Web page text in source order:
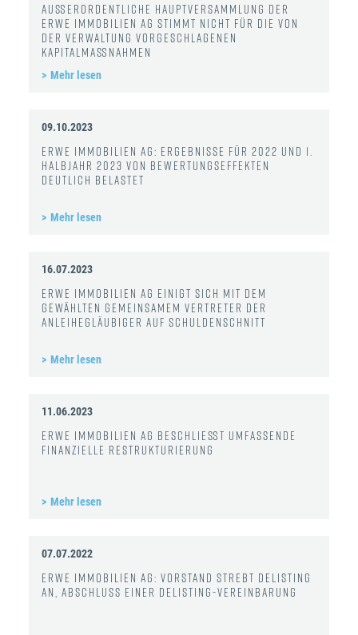
Außerordentliche Hauptversammlung der
ERWE Immobilien AG stimmt nicht für die von
der Verwaltung vorgeschlagenen
Kapitalmaßnahmen
Mehr lesen
09.10.2023
ERWE Immobilien AG: Ergebnisse für 2022 und 1.
Halbjahr 2023 von Bewertungseffekten
deutlich belastet
Mehr lesen
16.07.2023
ERWE Immobilien AG einigt sich mit dem
gewählten gemeinsamem Vertreter der
Anleihegläubiger auf Schuldenschnitt
Mehr lesen
11.06.2023
ERWE Immobilien AG beschließt umfassende
finanzielle Restrukturierung
Mehr lesen
07.07.2022
ERWE Immobilien AG: Vorstand strebt Delisting
an, Abschluss einer Delisting-Vereinbarung